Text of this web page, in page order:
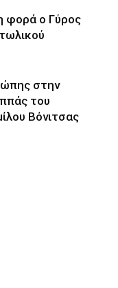
φορά ο Γύρος
στην
του
Βόνιτσας